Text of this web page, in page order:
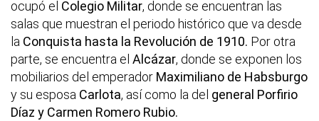
ocupó el Colegio Militar, donde se encuentran las
salas que muestran el periodo histórico que va desde
la Conquista hasta la Revolución de 1910. Por otra
parte, se encuentra el Alcázar, donde se exponen los
mobiliarios del emperador Maximiliano de Habsburgo
y su esposa Carlota, así como la del general Porfirio
Díaz y Carmen Romero Rubio.